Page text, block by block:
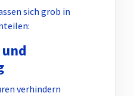
sich grob in
verhindern